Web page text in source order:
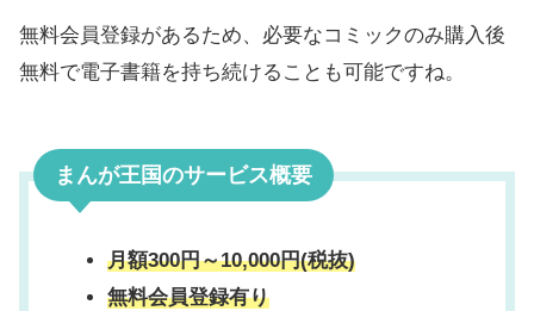
無料会員登録があるため、必要なコミックのみ購入後
無料で電子書籍を持ち続けることも可能ですね。
まんが王国のサービス概要
月額300円～10,000円(税抜)
無料会員登録有り